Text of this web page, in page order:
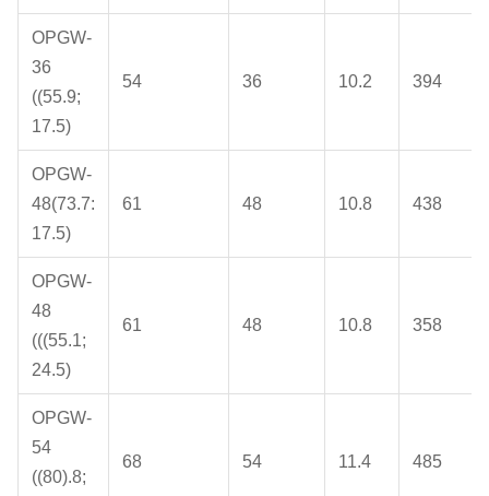
OPGW-
36
((55.9;
17.5)
54 36 10.2 394
OPGW-
48(73.7:
17.5)
61 48 10.8 438
OPGW-
48
(((55.1;
24.5)
61 48 10.8 358
OPGW-
54
((80).8;
68 54 11.4 485